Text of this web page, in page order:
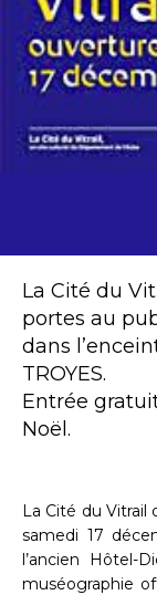
La Cité du
portes au
dans
TROYES.
Entrée
Noël.
La Cité du Vitrail
samedi 17
l’ancien Hôtel-
muséographie